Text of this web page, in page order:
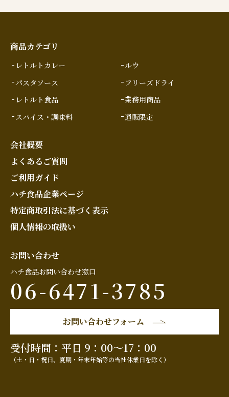
商品カテゴリ
レトルトカレー
パスタソース
レトルト食品
スパイス・調味料
ルウ
フリーズドライ
業務用商品
通販限定
会社概要
よくあるご質問
ご利用ガイド
ハチ食品企業ページ
特定商取引法に基づく表示
個人情報の取扱い
お問い合わせ
ハチ食品お問い合わせ窓口
06-6471-3785
お問い合わせフォーム
受付時間：平日 9：00～17：00
（土・日・祝日、夏期・年末年始等の当社休業日を除く）